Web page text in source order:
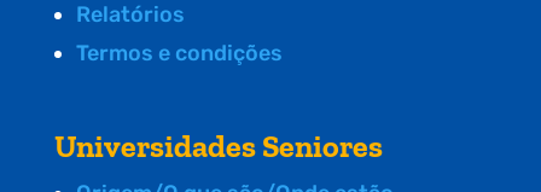
Relatórios
Termos e condições
Universidades Seniores